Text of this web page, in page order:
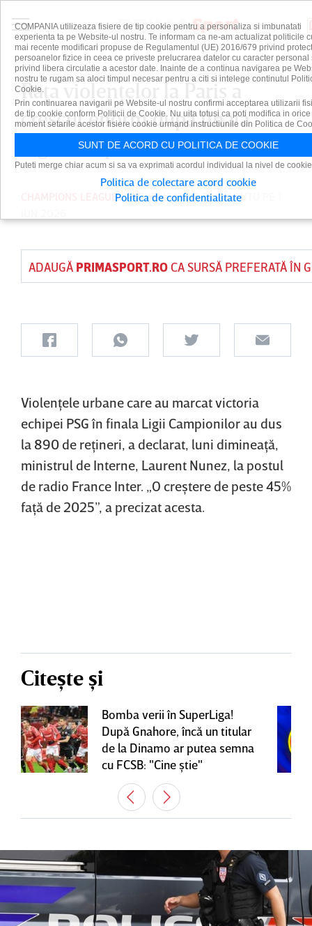
Rata violenţelor la Paris a
crescut enorm după finala
Ligii Campionilor
CHAMPIONS LEAGUE PUBLICAT DEDAIAN CUTU
ADAUGĂ PRIMASPORT.ROCA SURSĂ PREFERATĂ ÎN
Violenţele urbane care au marcat victoria
echipei PSG în finala Ligii Campionilor au dus
la 890 de reţineri, a declarat, luni dimineaţă,
ministrul de Interne, Laurent Nunez, la postul
de radio France Inter. „O creştere de peste 45%
faţă de 2025”, a precizat acesta.
Citește și
Bomba verii în SuperLiga!
După Gnahore, încă un titular
de la Dinamo ar putea semna
cu FCSB: "Cine ştie"
COMPANIA utilizeaza fisiere de tip cookie pentru a personaliza si imbunatati
experienta ta pe Website-ul nostru. Te informam ca ne-am actualizat politicile
mai recente modificari propuse de Regulamentul (UE) 2016/679 privind
persoanelor fizice in ceea ce priveste prelucrarea datelor cu caracter personal
privind libera circulatie a acestor date. Inainte de a continua navigarea pe
nostru te rugam sa aloci timpul necesar pentru a citi si intelege continutul
Cookie.
Prin continuarea navigarii pe Website-ul nostru confirmi acceptarea utilizarii
de tip cookie conform Politicii de Cookie. Nu uita totusi ca poti modifica in orice
moment setarile acestor fisiere cookie urmand instructiunile din Politica de
SUNT DE ACORD CU POLITICA DE COOKIE
Puteti merge chiar acum si sa va exprimati acordul individual la nivel de
Politica de colectare acord cookie
Politica de confidentialitate